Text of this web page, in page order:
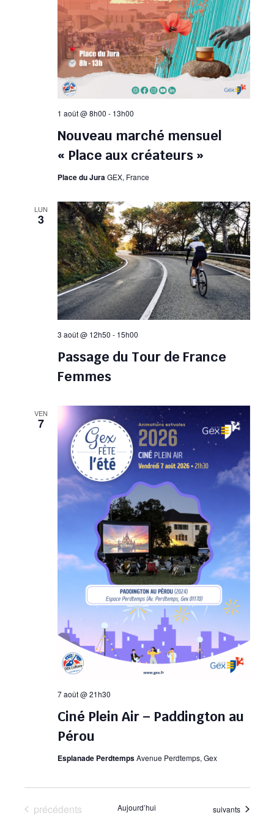
Nouveau marché mensuel
« Place aux créateurs »
1 août @ 8h00 - 13h00
Place du JuraGEX, France
LUN
3
Passage du Tour de France
Femmes
3 août @ 12h50 - 15h00
VEN
7
Ciné Plein Air – Paddington au
Pérou
7 août @ 21h30
Esplanade PerdtempsAvenue Perdtemps, Gex
Évènements
précédents Aujourd’hui Évènements
suivants